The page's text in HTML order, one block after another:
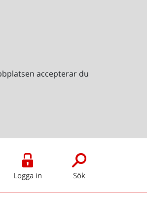
accepterar du
Logga in Sök